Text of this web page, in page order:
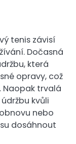
tenis závisí
Dočasná
která
opravy, což
Naopak trvalá
kvůli
nebo
dosáhnout